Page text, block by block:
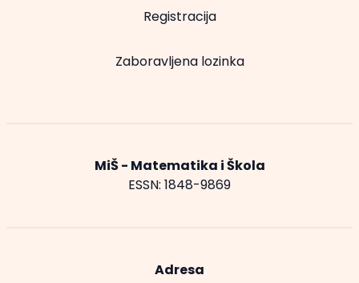
Registracija
Zaboravljena lozinka
MiŠ - Matematika i Škola
ESSN: 1848-9869
Adresa